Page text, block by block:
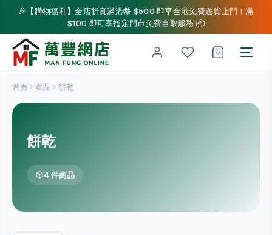
🎉【購物福利】全店折實滿港幣 $500 即享全港免費送貨上門！滿
$100 即可享指定門市免費自取服務 📦
首頁 食品 餅乾
餅乾
4 件商品